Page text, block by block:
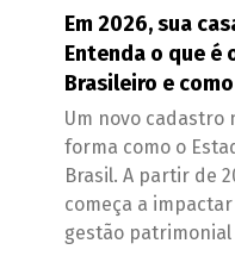
Em 2026, sua
Entenda o que é
Brasileiro e
Um novo cadastro
forma como o
Brasil. A partir de
começa a
gestão patrimonial